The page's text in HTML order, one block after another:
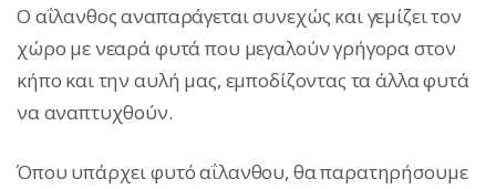
Ο αΐλανθος αναπαράγεται συνεχώς και γεμίζει τον
χώρο με νεαρά φυτά που μεγαλούν γρήγορα στον
κήπο και την αυλή μας, εμποδίζοντας τα άλλα φυτά
να αναπτυχθούν.
Όπου υπάρχει φυτό αΐλανθου, θα παρατηρήσουμε